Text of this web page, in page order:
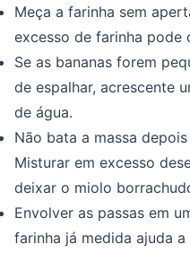
Meça a farinha sem
excesso de farinha pode
Se as bananas forem
de espalhar, acrescente
de água.
Não bata a massa
Misturar em excesso
deixar o miolo
Envolver as passas em
farinha já medida ajuda